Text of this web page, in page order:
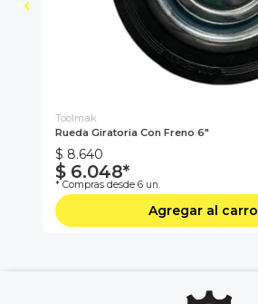
Toolmak
Rueda Giratoria Con Freno 6"
$ 8.640
$ 6.048*
* Compras desde 6 un.
Agregar al carro